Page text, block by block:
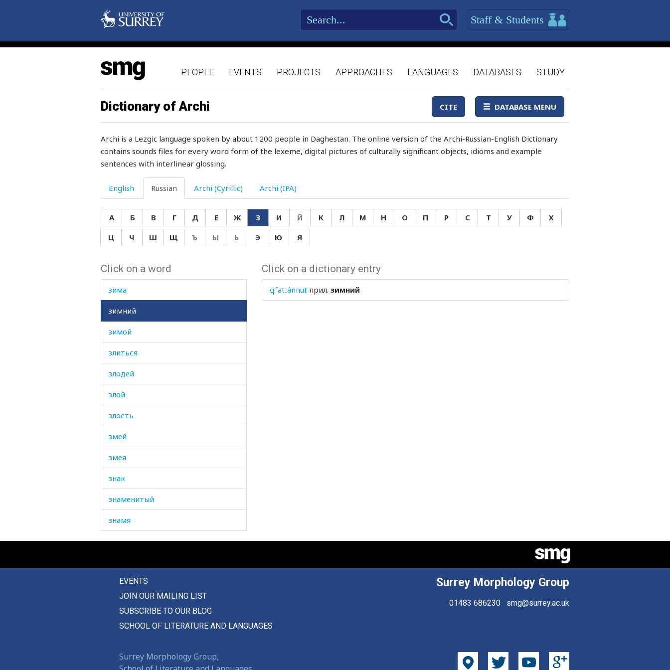
Staff & Students
PEOPLE EVENTS PROJECTS APPROACHES LANGUAGES DATABASES STUDY
Dictionary of Archi CITE DATABASE MENU
Archi is a Lezgic language spoken by about 1200 people in Daghestan. The online version of the Archi-Russian-English Dictionary
contains sounds files for every word form of the lexeme, digital pictures of culturally significant objects, idioms and example
sentences with interlinear glossing.
English Russian Archi (Cyrillic) Archi (IPA)
А Б В Г Д Е Ж З И Й К Л М Н О П Р С Т У Ф
Х
Ц
Ч Ш Щ Ъ Ы Ь Э Ю Я
Click on a word
здоровья
зеленеть
зеленый
зелень
землетрясение
земля
земляника
землянка
зерна
зерно
зикр
зима
зимний
зимой
злиться
злодей
злой
злость
змей
змея
знак
знаменитый
знамя
знания
значительный
зола
золото
Click on a dictionary entry
q'ˤatːánnut прил. зимний
EVENTS
JOIN OUR MAILING LIST
SUBSCRIBE TO OUR BLOG
SCHOOL OF LITERATURE AND LANGUAGES
Surrey Morphology Group
01483 686230 smg@surrey.ac.uk
Surrey Morphology Group,